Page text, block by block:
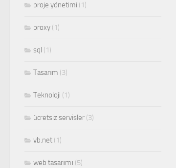
proje yönetimi (1)
proxy (1)
sql (1)
Tasarım (3)
Teknoloji (1)
ücretsiz servisler (3)
vb.net (1)
web tasarımı (5)